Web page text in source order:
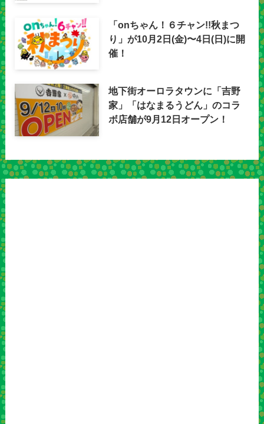
「onちゃん！６チャン!!秋まつ
り」が10月2日(金)〜4日(日)に開
催！
地下街オーロラタウンに「吉野
家」「はなまるうどん」のコラ
ボ店舗が9月12日オープン！